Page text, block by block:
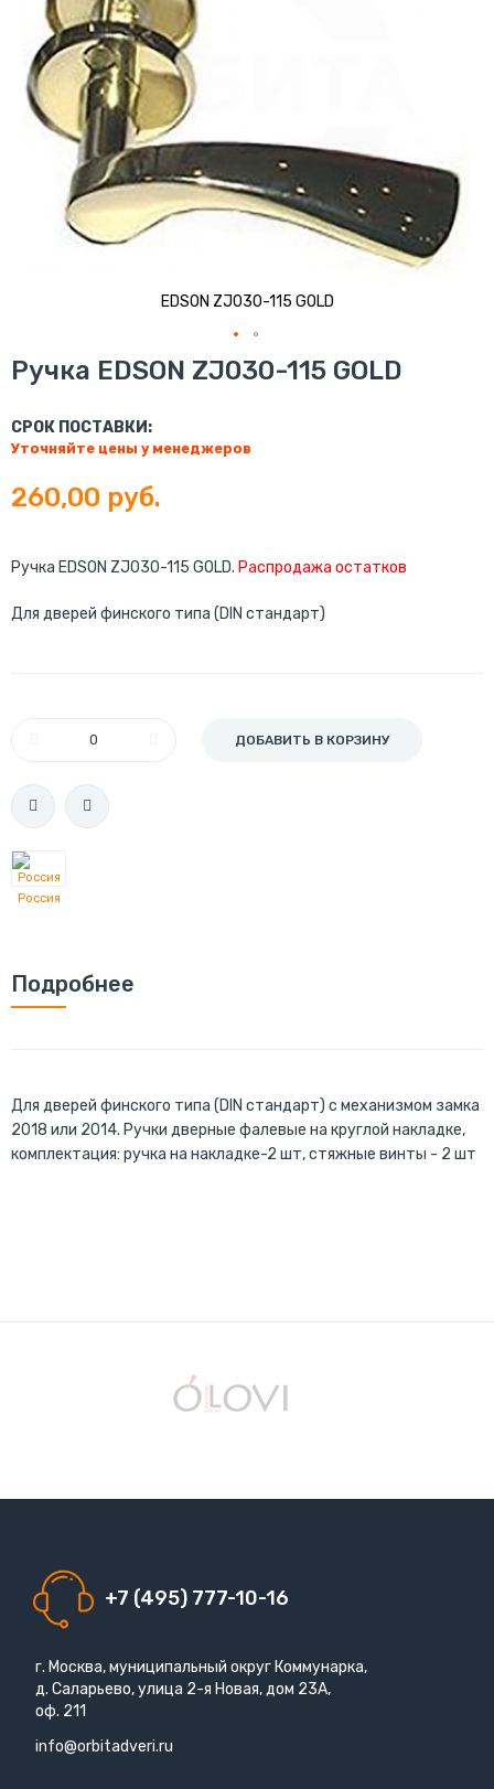
EDSON ZJ030-115 GOLD
Перейти
к
галереи
изображений
Ручка EDSON ZJ030-115 GOLD
СРОК ПОСТАВКИ:
Уточняйте цены у менеджеров
260,00 руб.
Ручка EDSON ZJ030-115 GOLD. Распродажа остатков
Для дверей финского типа (DIN стандарт)
ДОБАВИТЬ В КОРЗИНУ
Россия
Подробнее
Для дверей финского типа (DIN стандарт) с механизмом замка
2018 или 2014. Ручки дверные фалевые на круглой накладке,
комплектация: ручка на накладке-2 шт, стяжные винты - 2 шт
+7 (495) 777-10-16
г. Москва, муниципальный округ Коммунарка,
д. Саларьево, улица 2-я Новая, дом 23А,
оф. 211
info@orbitadveri.ru